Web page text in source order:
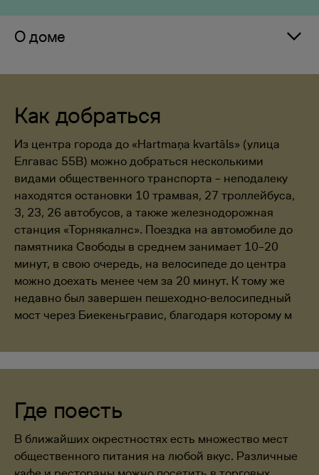
О доме
Как добраться
Из центра города до «Hartmaņa kvartāls» (улица
Елгавас 55B) можно добраться несколькими
видами общественного транспорта – неподалеку
находятся остановки 10 трамвая, 27 троллейбуса,
3, 23, 26 автобусов, а также железнодорожная
станция «Торнякалнс». Поездка на автомобиле до
памятника Свободы в среднем занимает 10–20
минут, в свою очередь, на велосипеде до центра
можно доехать менее чем за 20 минут. К тому же
недавно был завершен пешеходно-велосипедный
мост через Биекеньгравис, благодаря которому м
Где поесть
В ближайших окрестностях есть множество мест
общественного питания на любой вкус. Различные